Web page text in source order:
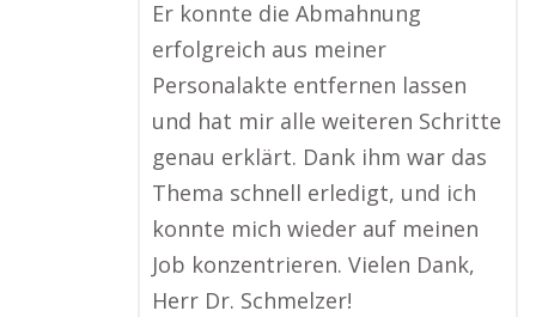
Er konnte die Abmahnung
erfolgreich aus meiner
Personalakte entfernen lassen
und hat mir alle weiteren Schritte
genau erklärt. Dank ihm war das
Thema schnell erledigt, und ich
konnte mich wieder auf meinen
Job konzentrieren. Vielen Dank,
Herr Dr. Schmelzer!